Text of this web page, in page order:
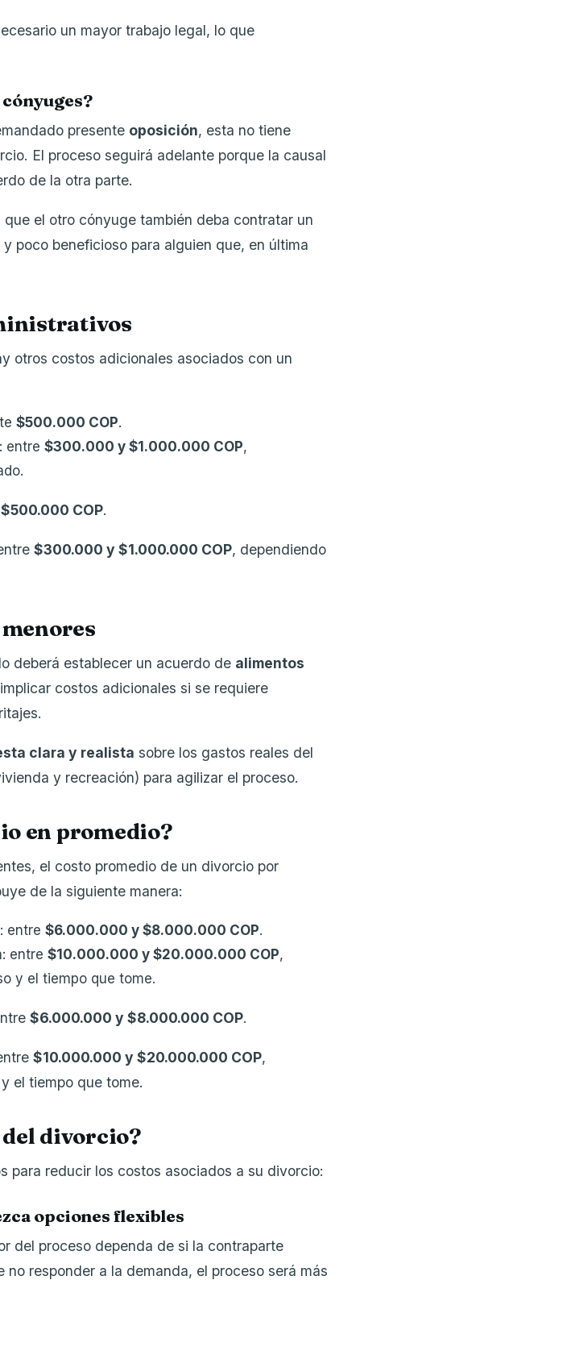
un mayor trabajo legal, lo que
presente oposición, esta no tiene
El proceso seguirá adelante porque la causal
de la otra parte.
el otro cónyuge también deba contratar un
y poco beneficioso para alguien que, en última
otros costos adicionales asociados con un
$500.000 COP.
: entre $300.000 y $1.000.000 COP,
$500.000 COP.
$300.000 y $1.000.000 COP, dependiendo
deberá establecer un acuerdo de alimentos
costos adicionales si se requiere
clara y realista sobre los gastos reales del
y recreación) para agilizar el proceso.
en promedio?
el costo promedio de un divorcio por
de la siguiente manera:
entre $6.000.000 y $8.000.000 COP.
: entre $10.000.000 y $20.000.000 COP,
y el tiempo que tome.
$6.000.000 y $8.000.000 COP.
$10.000.000 y $20.000.000 COP,
el tiempo que tome.
divorcio?
para reducir los costos asociados a su divorcio:
opciones flexibles
del proceso dependa de si la contraparte
responder a la demanda, el proceso será más